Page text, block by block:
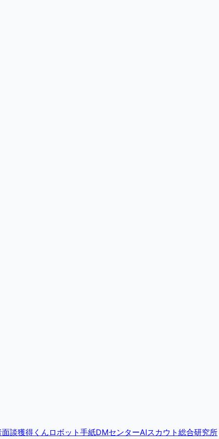
談獲得くん ロボット手紙DMセンターAIスカウト総合研究所